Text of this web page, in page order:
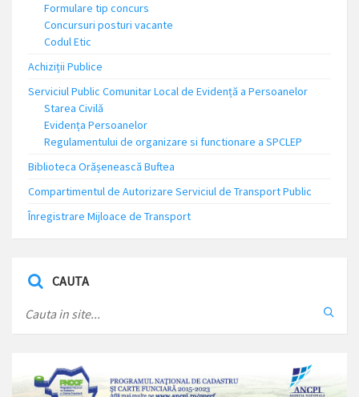
Formulare tip concurs
Concursuri posturi vacante
Codul Etic
Achiziții Publice
Serviciul Public Comunitar Local de Evidență a Persoanelor
Starea Civilă
Evidența Persoanelor
Regulamentului de organizare si functionare a SPCLEP
Biblioteca Orășenească Buftea
Compartimentul de Autorizare Serviciul de Transport Public
Înregistrare Mijloace de Transport
CAUTA